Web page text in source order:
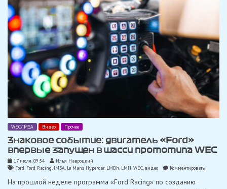
2027
года
WEC/IMSA Видео Прочее
Знаковое событие: двигатель «Ford»
впервые запущен в шасси прототипа WEC
17 июля, 09:54
Илья Навроцкий
Ford, Ford Racing, IMSA, Le Mans Hypercar, LMDh, LMH,WEC, видео Комментироватьon
На прошлой неделе программа «Ford Racing» по созданию